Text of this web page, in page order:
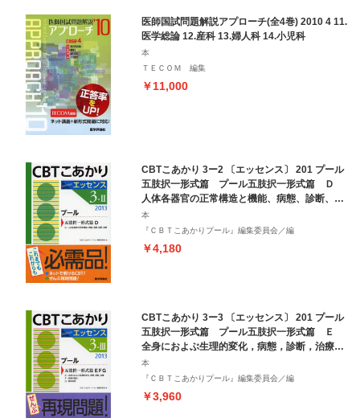
医師国試問題解説アプローチ(全4巻) 2010 4 11.
医学総論 12.産科 13.婦人科 14.小児科
本
ＴＥＣＯＭ 編集
￥11,000
CBTこあかり 3ー2 〔エッセンス〕 201 プール
五肢択一形式篇 プール五肢択一形式篇 Ｄ
人体各器官の正常構造と機能、病態、診断、治
療
本
『ＣＢＴこあかりプール』編集委員会／編
￥4,180
CBTこあかり 3ー3 〔エッセンス〕 201 プール
五肢択一形式篇 プール五肢択一形式篇 Ｅ
全身におよぶ生理的変化，病態，診断，治療
Ｆ 診療の基本 Ｇ 臨床実習
本
『ＣＢＴこあかりプール』編集委員会／編
￥3,960